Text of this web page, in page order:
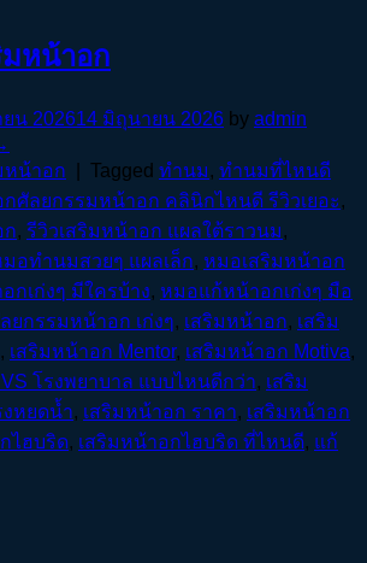
มหน้าอก
น 202614 มิถุนายน 2026 by admin
หน้าอก Tagged ทำนม, ทำนมที่ไหนดี
ศัลยกรรมหน้าอก คลินิกไหนดี รีวิวเยอะ,
ก, รีวิวเสริมหน้าอก แผลใต้ราวนม,
อทำนมสวยๆ แผลเล็ก, หมอเสริมหน้าอก
กเก่งๆ มีใครบ้าง, หมอแก้หน้าอกเก่งๆ มือ
ยกรรมหน้าอก เก่งๆ, เสริมหน้าอก, เสริม
, เสริมหน้าอก Mentor, เสริมหน้าอก Motiva,
โรงพยาบาล แบบไหนดีกว่า, เสริม
หยดน้ำ, เสริมหน้าอก ราคา, เสริมหน้าอก
ไฮบริด, เสริมหน้าอกไฮบริด ที่ไหนดี, แก้